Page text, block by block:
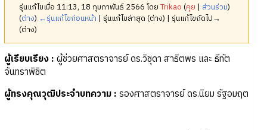
รุ่นแก้ไขเมื่อ 11:13, 18 กุมภาพันธ์ 2566 โดยTrikao (คุย | ส่วนร่วม)
(ต่าง) ←รุ่นแก้ไขก่อนหน้า | รุ่นแก้ไขล่าสุด (ต่าง) | รุ่นแก้ไขถัดไป→
(ต่าง)
ผู้เรียบเรียง : ผู้ช่วยศาสตราจารย์ ดร.วิชุดา สาธิตพร และ ธีทัต
จันทราพิชิต
ผู้ทรงคุณวุฒิประจำบทความ : รองศาสตราจารย์ ดร.นิยม รัฐอมฤต